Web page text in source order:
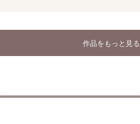
作品をもっと見る